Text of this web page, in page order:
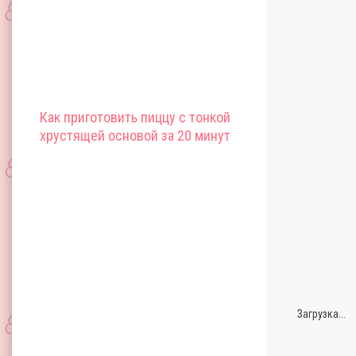
Как приготовить пиццу с тонкой
хрустящей основой за 20 минут
Загрузка...